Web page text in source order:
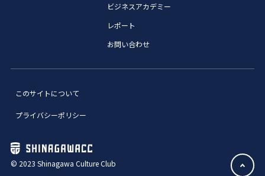
ビジネスアカデミー
レポート
お問い合わせ
このサイトについて
プライバシーポリシー
© 2023 Shinagawa Culture Club